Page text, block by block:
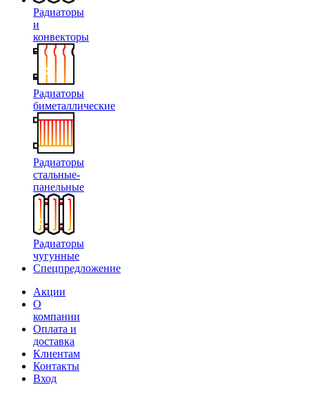
Радиаторы
и
конвекторы
Радиаторы
биметаллические
Радиаторы
стальные-
панельные
Радиаторы
чугунные
Спецпредложение
Акции
О
компании
Оплата и
доставка
Клиентам
Контакты
Вход